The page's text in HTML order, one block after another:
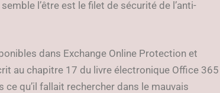
l’être est le filet de sécurité de l’anti-
dans Exchange Online Protection et
au chapitre 17 du livre électronique Office 365
ce qu’il fallait rechercher dans le mauvais